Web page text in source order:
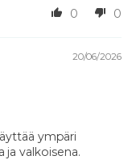
0 0
20/06/2026
ympäri
valkoisena.